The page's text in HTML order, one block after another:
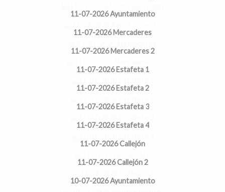
11-07-2026 Ayuntamiento
11-07-2026 Mercaderes
11-07-2026 Mercaderes 2
11-07-2026 Estafeta 1
11-07-2026 Estafeta 2
11-07-2026 Estafeta 3
11-07-2026 Estafeta 4
11-07-2026 Callejón
11-07-2026 Callejón 2
10-07-2026 Ayuntamiento